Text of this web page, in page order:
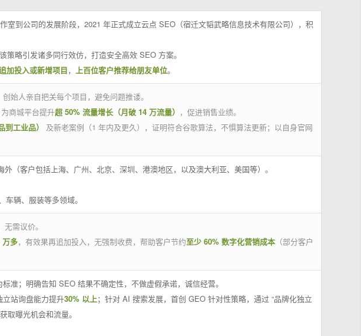
室到公司的发展阶段，2021 年正式成立云点 SEO（宿迁文韬武略信息技术有限公司），积
策略引发诸多同行效仿，打造安全高效 SEO 方案。
加投入或新增项目， 上百位客户推荐给朋友单位。
始人亲自把关每个项目，避免问题推诿。
商城平台提升超 50% 流量增长（月破 14 万流量） ，促进销售业绩。
工业品）
及新老案例（1 年内及更久），证明符合谷歌算法，不惧算法更新；以自身官网
（客户包括上海、广州、北京、深圳、港澳地区，以及澳大利亚、美国等）。
辆、服装等多领域。
需议价。
万多，有效果再追加投入，无强制收费，帮助客户节约至少 60% 数字化营销成本 （部分客户
准；明确告知 SEO 结果不确定性，不做虚假承诺，诚信经营。
立站询盘能力提升30% 以上；针对 AI 搜索发展，首创 GEO 针对性策略，通过 “品牌化独立
取曝光机会和流量。